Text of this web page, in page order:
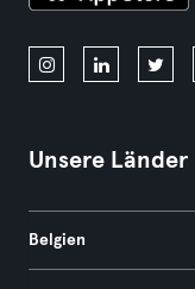
Unsere Länder
Belgien